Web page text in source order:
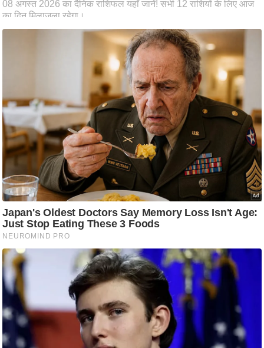
ज
नी
ण
स
म
सा
म
यि
क
मा
तृ
भू
मि
स्तं
भ
ए
म